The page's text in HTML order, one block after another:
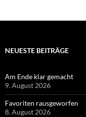
NEUESTE BEITRÄGE
Am Ende klar gemacht
9. August 2026
Favoriten rausgeworfen
8. August 2026